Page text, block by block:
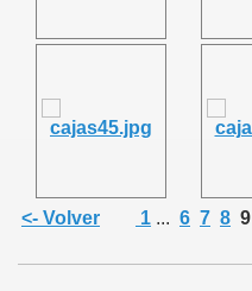
<- Volver 1 ... 6 7 8 9